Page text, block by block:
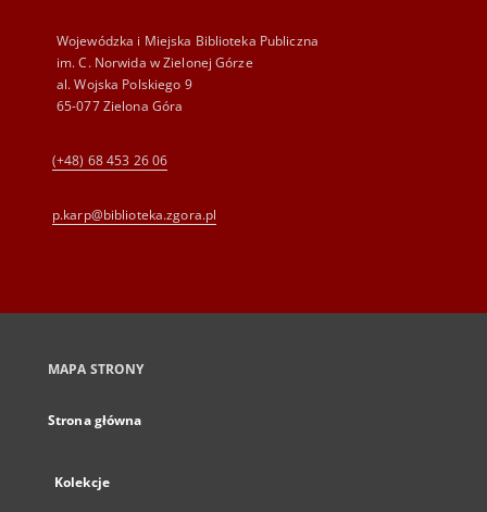
Wojewódzka i Miejska Biblioteka Publiczna
im. C. Norwida w Zielonej Górze
al. Wojska Polskiego 9
65-077 Zielona Góra
(+48) 68 453 26 06
p.karp@biblioteka.zgora.pl
MAPA STRONY
Strona główna
Kolekcje